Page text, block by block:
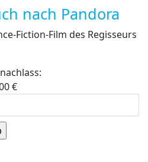
nach Pandora
Fiction-Film des Regisseurs
€